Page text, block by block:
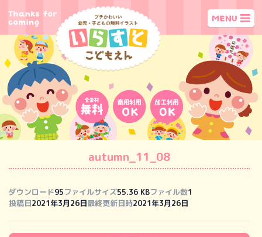
autumn_11_08
ダウンロード95ファイルサイズ55.36 KBファイル数1
投稿日2021年3月26日最終更新日時2021年3月26日